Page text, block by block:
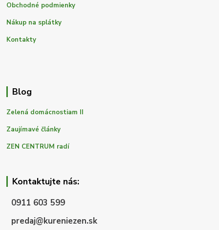
Obchodné podmienky
Nákup na splátky
Kontakty
Blog
Zelená domácnostiam II
Zaujímavé články
ZEN CENTRUM radí
Kontaktujte nás:
0911 603 599
predaj@kureniezen.sk